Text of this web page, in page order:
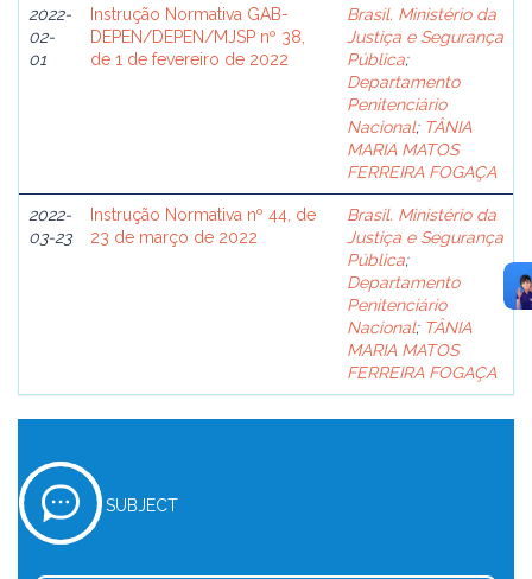
2022-
02-
01
Instrução Normativa GAB-
DEPEN/DEPEN/MJSP nº 38,
de 1 de fevereiro de 2022
Brasil. Ministério da
Justiça e Segurança
Pública;
Departamento
Penitenciário
Nacional; TÂNIA
MARIA MATOS
FERREIRA FOGAÇA
2022-
03-23
Instrução Normativa nº 44, de
23 de março de 2022
Brasil. Ministério da
Justiça e Segurança
Pública;
Departamento
Penitenciário
Nacional; TÂNIA
MARIA MATOS
FERREIRA FOGAÇA
SUBJECT